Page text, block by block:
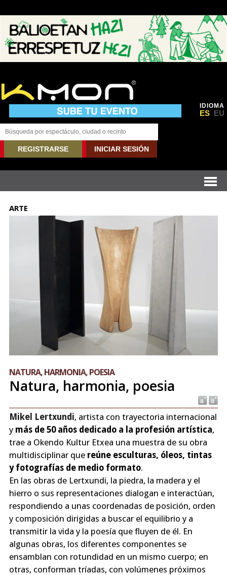
IDIOMA
ES EU
REGISTRARSE INICIAR SESIÓN
ARTE
NATURA, HARMONIA, POESIA
Natura, harmonia, poesia
Mikel Lertxundi, artista con trayectoria internacional
y más de 50 años dedicado a la profesión artística,
trae a Okendo Kultur Etxea una muestra de su obra
multidisciplinar que reúne esculturas, óleos, tintas
y fotografías de medio formato.
En las obras de Lertxundi, la piedra, la madera y el
hierro o sus representaciones dialogan e interactúan,
respondiendo a unas coordenadas de posición, orden
y composición dirigidas a buscar el equilibrio y a
transmitir la vida y la poesía que fluyen de él. En
algunas obras, los diferentes componentes se
ensamblan con rotundidad en un mismo cuerpo; en
otras, conforman tríadas, con volúmenes próximos